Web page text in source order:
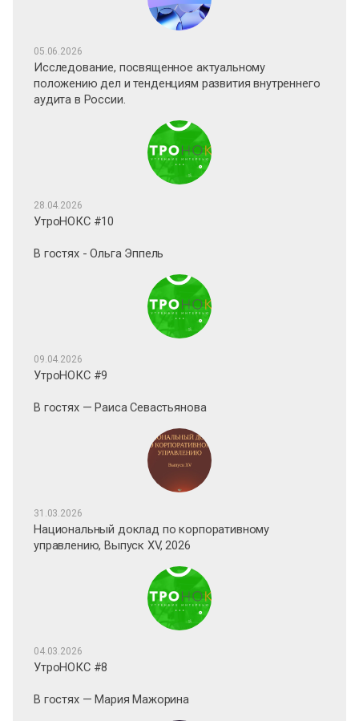
05.06.2026
Исследование, посвященное актуальному
положению дел и тенденциям развития внутреннего
аудита в России.
28.04.2026
УтроНОКС #10
В гостях - Ольга Эппель
09.04.2026
УтроНОКС #9
В гостях — Раиса Севастьянова
31.03.2026
Национальный доклад по корпоративному
управлению, Выпуск XV, 2026
04.03.2026
УтроНОКС #8
В гостях — Мария Мажорина